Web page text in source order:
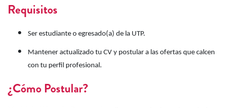
Requisitos
Ser estudiante o egresado(a) de la UTP.
Mantener actualizado tu CV y postular a las ofertas que calcen
con tu perfil profesional.
¿Cómo Postular?